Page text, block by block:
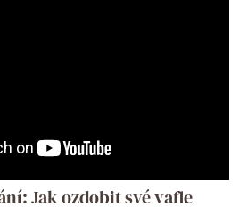
Jak ozdobit své vafle